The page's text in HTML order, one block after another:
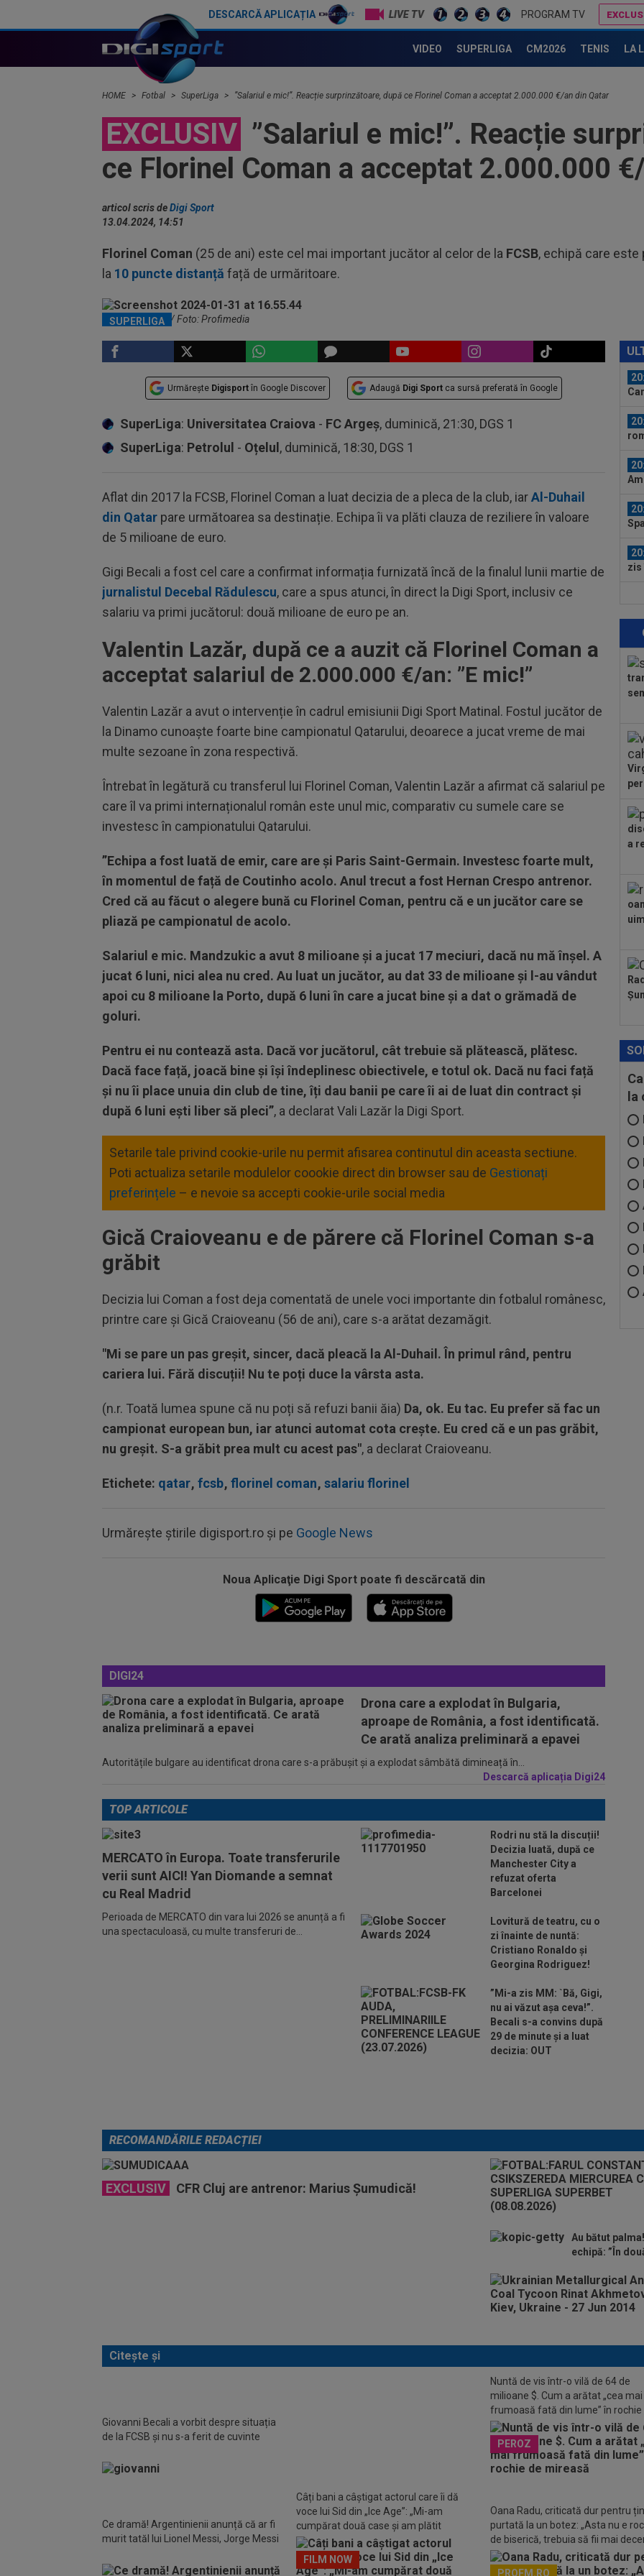
DESCARCĂ APLICAȚIA LIVE TV PROGRAM TV
VIDEO SUPERLIGA CM2026 TENIS LA
HOME Fotbal SuperLiga ”Salariul e mic!”. Reacție surprinzătoare, după ce Florinel Coman a acceptat 2.000.000 €/an din Qatar
EXCLUSIV ”Salariul e mic!”. Reacție
ce Florinel Coman a acceptat 2.000.000
articol scris deDigi Sport
13.04.2024, 14:51
Florinel Coman (25 de ani) este cel mai important jucător al celor de la FCSB, echipă care
la 10 puncte distanță față de urmăritoare.
SUPERLIGA
Florinel Coman / Foto: Profimedia
Urmărește Digisport în Google Discover Adaugă Digi Sport ca sursă preferată în Google
SuperLiga: Universitatea Craiova - FC Argeș, duminică, 21:30, DGS 1
SuperLiga: Petrolul - Oțelul , duminică, 18:30, DGS 1
Aflat din 2017 la FCSB, Florinel Coman a luat decizia de a pleca de la club, iarAl-Duhail
din Qatar pare următoarea sa destinație. Echipa îi va plăti clauza de reziliere în valoare
de 5 milioane de euro.
Gigi Becali a fost cel care a confirmat informația furnizată încă de la finalul lunii martie de
jurnalistul Decebal Rădulescu, care a spus atunci, în direct la Digi Sport, inclusiv ce
salariu va primi jucătorul: două milioane de euro pe an.
Valentin Lazăr, după ce a auzit că Florinel Coman a
acceptat salariul de 2.000.000 €/an: ”E mic!”
Valentin Lazăr a avut o intervenție în cadrul emisiunii Digi Sport Matinal. Fostul jucător de
la Dinamo cunoaște foarte bine campionatul Qatarului, deoarece a jucat vreme de mai
multe sezoane în zona respectivă.
Întrebat în legătură cu transferul lui Florinel Coman, Valentin Lazăr a afirmat că salariul pe
care îl va primi internaționalul român este unul mic, comparativ cu sumele care se
investesc în campionatului Qatarului.
”Echipa a fost luată de emir, care are și Paris Saint-Germain. Investesc foarte mult,
în momentul de față de Coutinho acolo. Anul trecut a fost Hernan Crespo antrenor.
Cred că au făcut o alegere bună cu Florinel Coman, pentru că e un jucător care se
pliază pe campionatul de acolo.
Salariul e mic. Mandzukic a avut 8 milioane și a jucat 17 meciuri, dacă nu mă înșel. A
jucat 6 luni, nici alea nu cred. Au luat un jucător, au dat 33 de milioane și l-au vândut
apoi cu 8 milioane la Porto, după 6 luni în care a jucat bine și a dat o grămadă de
goluri.
Pentru ei nu contează asta. Dacă vor jucătorul, cât trebuie să plătească, plătesc.
Dacă face față, joacă bine și își îndeplinesc obiectivele, e totul ok. Dacă nu faci față
și nu îi place unuia din club de tine, îți dau banii pe care îi ai de luat din contract și
după 6 luni ești liber să pleci”, a declarat Vali Lazăr la Digi Sport.
Setarile tale privind cookie-urile nu permit afisarea continutul din aceasta sectiune.
Poti actualiza setarile modulelor coookie direct din browser sau de Gestionați
preferințele – e nevoie sa accepti cookie-urile social media
Gică Craioveanu e de părere că Florinel Coman s-a
grăbit
Decizia lui Coman a fost deja comentată de unele voci importante din fotbalul românesc,
printre care și Gică Craioveanu (56 de ani), care s-a arătat dezamăgit.
"Mi se pare un pas greșit, sincer, dacă pleacă la Al-Duhail. În primul rând, pentru
cariera lui. Fără discuții! Nu te poți duce la vârsta asta.
(n.r. Toată lumea spune că nu poți să refuzi banii ăia) Da, ok. Eu tac. Eu prefer să fac un
campionat european bun, iar atunci automat cota crește. Eu cred că e un pas grăbit,
nu greșit. S-a grăbit prea mult cu acest pas", a declarat Craioveanu.
Etichete: qatar, fcsb, florinel coman, salariu florinel
Urmărește știrile digisport.ro și pe Google News
Noua Aplicaţie Digi Sport poate fi descărcată din
DIGI24
Drona care a explodat în Bulgaria,
aproape de România, a fost identificată.
Ce arată analiza preliminară a epavei
Autoritățile bulgare au identificat drona care s-a prăbușit și a explodat sâmbătă dimineață în...
Descarcă aplicația Digi24
zis
zis
la...
a
TOP ARTICOLE
MERCATO în Europa. Toate transferurile
verii sunt AICI! Yan Diomande a semnat
cu Real Madrid
Perioada de MERCATO din vara lui 2026 se anunță a fi
una spectaculoasă, cu multe transferuri de...
Rodri nu stă la discuții!
Decizia luată, după ce
Manchester City a
refuzat oferta
Barcelonei
Lovitură de teatru, cu o
zi înainte de nuntă:
Cristiano Ronaldo și
Georgina Rodriguez!
”Mi-a zis MM: `Bă, Gigi,
nu ai văzut așa ceva!”.
Becali s-a convins după
29 de minute și a luat
decizia: OUT
RECOMANDĂRILE REDACȚIEI
EXCLUSIV CFR Cluj are antrenor: Marius Șumudică!
Au bătut
echipă: ”În
Citește și
Giovanni Becali a vorbit despre situația
de la FCSB și nu s-a ferit de cuvinte
Nuntă de vis într-o vilă de 64 de
milioane $. Cum a arătat „cea mai
frumoasă fată din lume” în rochie
mireasă
PEROZ
Ce dramă! Argentinienii anunță că ar fi
murit tatăl lui Lionel Messi, Jorge Messi
Câți bani a câștigat actorul care îi dă
voce lui Sid din „Ice Age”: „Mi-am
cumpărat două case și am plătit
facultatea copiilor”
FILM NOW
Oana Radu, criticată dur pentru
purtată la un botez: „Asta nu e
de biserică, trebuia să fii mai
PROFM.RO